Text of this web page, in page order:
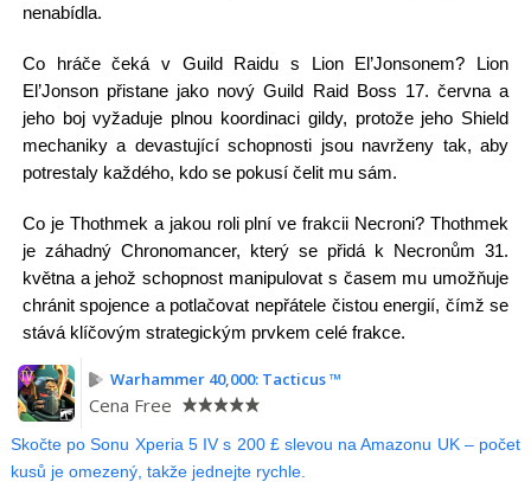
nenabídla.
Co hráče čeká v Guild Raidu s Lion El’Jonsonem? Lion
El’Jonson přistane jako nový Guild Raid Boss 17. června a
jeho boj vyžaduje plnou koordinaci gildy, protože jeho Shield
mechaniky a devastující schopnosti jsou navrženy tak, aby
potrestaly každého, kdo se pokusí čelit mu sám.
Co je Thothmek a jakou roli plní ve frakcii Necroni? Thothmek
je záhadný Chronomancer, který se přidá k Necronům 31.
května a jehož schopnost manipulovat s časem mu umožňuje
chránit spojence a potlačovat nepřátele čistou energií, čímž se
stává klíčovým strategickým prvkem celé frakce.
Warhammer 40,000: Tacticus ™
Cena Free
Skočte po Sonu Xperia 5 IV s 200 £ slevou na Amazonu UK – počet
kusů je omezený, takže jednejte rychle.